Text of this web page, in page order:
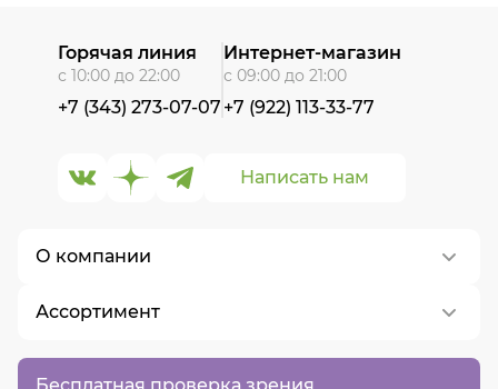
Бесплатная проверка зрения
О компании
О нас
Контакты
Ассортимент
Написать нам
Горячая линия
с 10:00 до 22:00
+7 (343) 273-07-07
Интернет-магазин
с 09:00 до 21:00
+7 (922) 113-33-77